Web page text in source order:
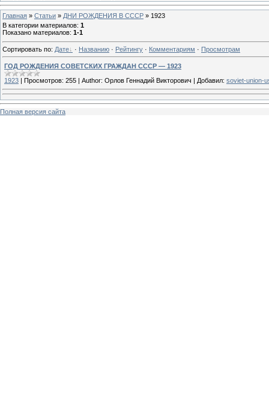
Главная » Статьи » ДНИ РОЖДЕНИЯ В СССР » 1923
В категории материалов: 1
Показано материалов: 1-1
Сортировать по: Дате · Названию · Рейтингу · Комментариям · Просмотрам
ГОД РОЖДЕНИЯ СОВЕТСКИХ ГРАЖДАН СССР — 1923
1923 | Просмотров: 255 | Author: Орлов Геннадий Викторович | Добавил: soviet-union-
Полная версия сайта